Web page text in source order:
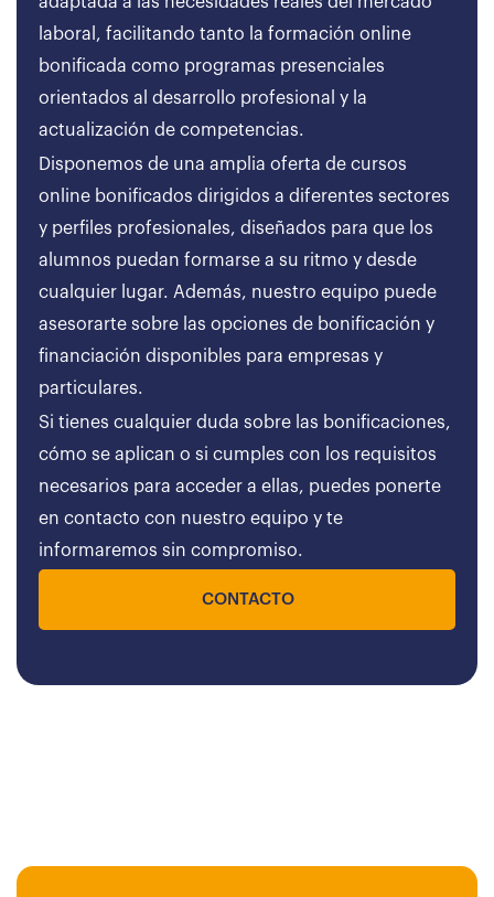
laboral, facilitando tanto la formación online
bonificada como programas presenciales
orientados al desarrollo profesional y la
actualización de competencias.
Disponemos de una amplia oferta de cursos
online bonificados dirigidos a diferentes sectores
y perfiles profesionales, diseñados para que los
alumnos puedan formarse a su ritmo y desde
cualquier lugar. Además, nuestro equipo puede
asesorarte sobre las opciones de bonificación y
financiación disponibles para empresas y
particulares.
Si tienes cualquier duda sobre las bonificaciones,
cómo se aplican o si cumples con los requisitos
necesarios para acceder a ellas, puedes ponerte
en contacto con nuestro equipo y te
informaremos sin compromiso.
CONTACTO